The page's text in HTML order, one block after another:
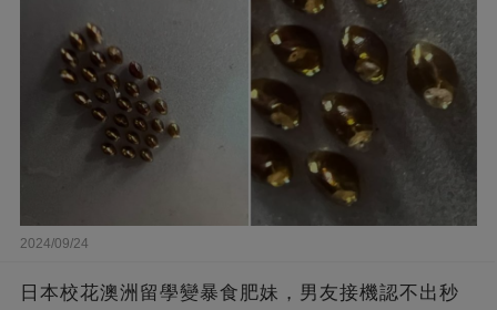
2024/09/24
日本校花澳洲留學變暴食肥妹，男友接機認不出秒